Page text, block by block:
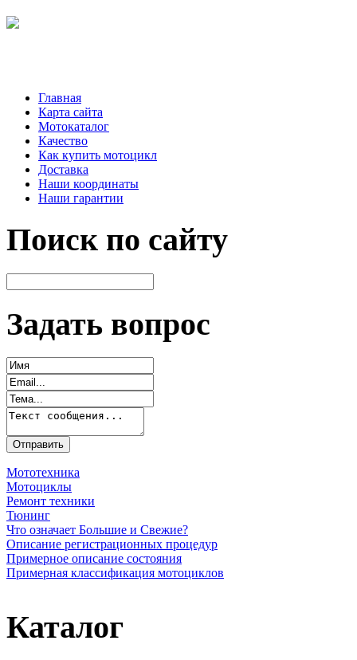
Главная
Карта сайта
Мотокаталог
Качество
Как купить мотоцикл
Доставка
Наши координаты
Наши гарантии
Поиск по сайту
Задать вопрос
Мототехника
Мотоциклы
Ремонт техники
Тюнинг
Что означает Большие и Свежие?
Описание регистрационных процедур
Примерное описание состояния
Примерная классификация мотоциклов
Каталог